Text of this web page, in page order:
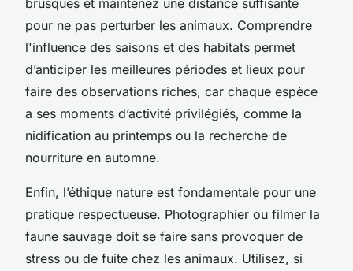
pour ne pas perturber les animaux. Comprendre
l'influence des saisons et des habitats permet
d’anticiper les meilleures périodes et lieux pour
faire des observations riches, car chaque espèce
a ses moments d’activité privilégiés, comme la
nidification au printemps ou la recherche de
nourriture en automne.
Enfin, l’éthique nature est fondamentale pour une
pratique respectueuse. Photographier ou filmer la
faune sauvage doit se faire sans provoquer de
stress ou de fuite chez les animaux. Utilisez, si